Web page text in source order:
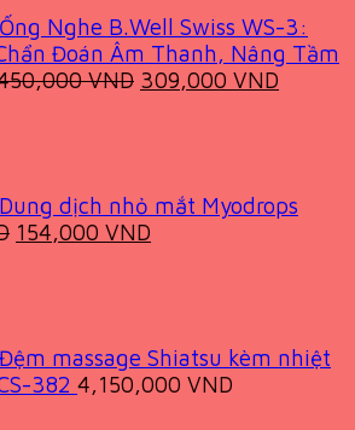
Ống Nghe B.Well Swiss WS-3:
Đoán Âm Thanh, Nâng Tầm
VND Original
309,000 VND
Dung dịch nhỏ mắt Myodrops
Original
154,000 VND
Đệm massage Shiatsu kèm nhiệt
382 4,150,000 VND